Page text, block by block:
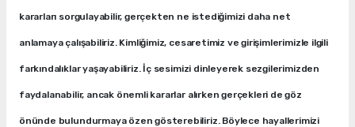
kararları sorgulayabilir, gerçekten ne istediğimizi daha net
anlamaya çalışabiliriz. Kimliğimiz, cesaretimiz ve girişimlerimizle ilgili
farkındalıklar yaşayabiliriz. İç sesimizi dinleyerek sezgilerimizden
faydalanabilir, ancak önemli kararlar alırken gerçekleri de göz
önünde bulundurmaya özen gösterebiliriz. Böylece hayallerimizi